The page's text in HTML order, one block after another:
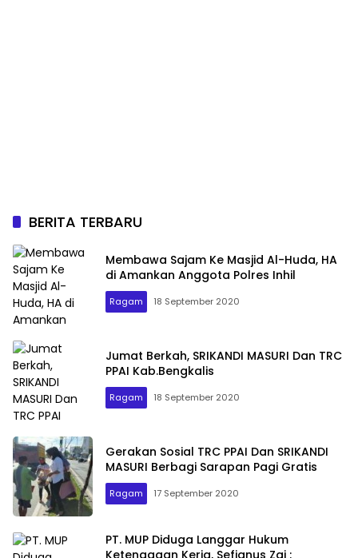
BERITA TERBARU
Membawa Sajam Ke Masjid Al-Huda, HA
di Amankan Anggota Polres Inhil
Ragam 18 September 2020
Jumat Berkah, SRIKANDI MASURI Dan TRC
PPAI Kab.Bengkalis
Ragam 18 September 2020
Gerakan Sosial TRC PPAI Dan SRIKANDI
MASURI Berbagi Sarapan Pagi Gratis
Ragam 17 September 2020
Rakyat45.comPT. MUP Diduga Langgar Hukum